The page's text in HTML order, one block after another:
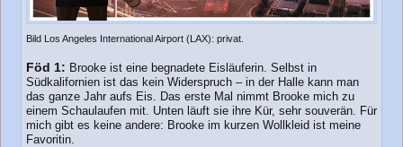
Bild Los Angeles International Airport (LAX): privat.
Föd 1: Brooke ist eine begnadete Eisläuferin. Selbst in
Südkalifornien ist das kein Widerspruch – in der Halle kann man
das ganze Jahr aufs Eis. Das erste Mal nimmt Brooke mich zu
einem Schaulaufen mit. Unten läuft sie ihre Kür, sehr souverän. Für
mich gibt es keine andere: Brooke im kurzen Wollkleid ist meine
Favoritin.